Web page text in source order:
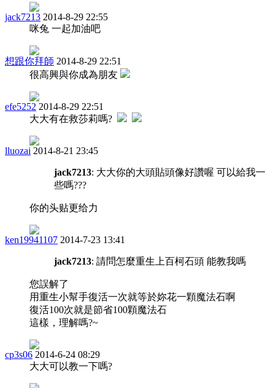
jack7213 2014-8-29 22:55
咪兔 一起加油吧
想跟你拜師 2014-8-29 22:51
很高興與你成為朋友
efe5252 2014-8-29 22:51
大大有在救莎莉嗎?
lluozai 2014-8-21 23:45
jack7213: 大大你的大頭貼頭像好讚喔 可以給我一
些嗎???
你的头贴更给力
ken19941107 2014-7-23 13:41
jack7213: 請問怎麼重生上百柯石頭 能教我嗎
您誤解了
用重生小幫手復活一次就等於妳花一顆魔法石啊
復活100次就是節省100顆魔法石
這樣，理解嗎?~
cp3s06 2014-6-24 08:29
大大可以教一下嗎?